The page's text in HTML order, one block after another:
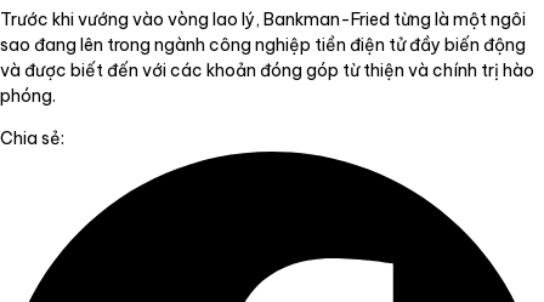
Trước khi vướng vào vòng lao lý, Bankman-Fried từng là một ngôi
sao đang lên trong ngành công nghiệp tiền điện tử đầy biến động
và được biết đến với các khoản đóng góp từ thiện và chính trị hào
phóng.
Chia sẻ: